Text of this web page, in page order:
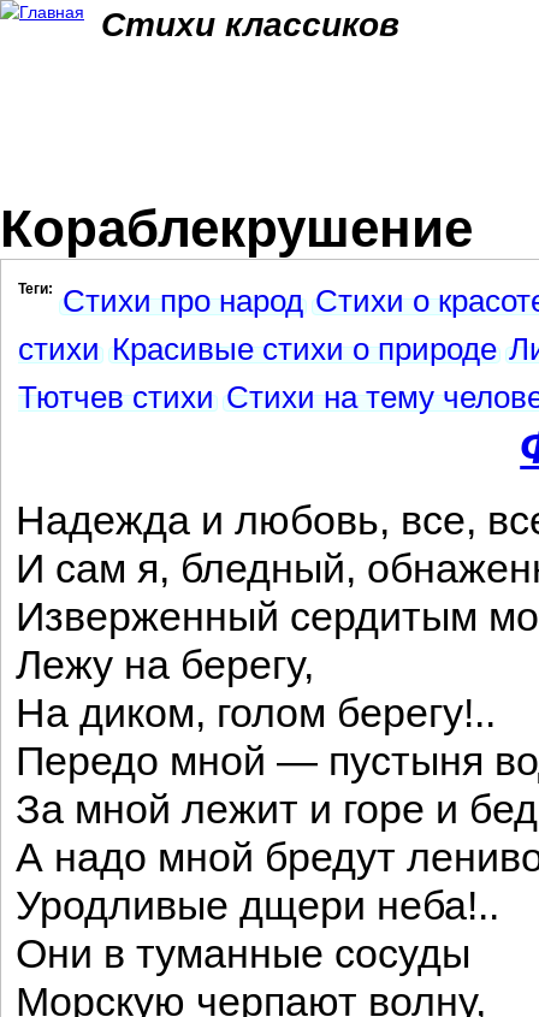
Стихи классиков
Кораблекрушение
Теги: Стихи про народ Стихи о
стихи Красивые стихи о природе
Тютчев стихи Стихи на тему
Надежда и любовь, все,
И сам я, бледный,
Изверженный сердитым
Лежу на берегу,
На диком, голом берегу!..
Передо мной — пустыня
За мной лежит и горе и
А надо мной бредут
Уродливые дщери неба!..
Они в туманные сосуды
Морскую черпают волну,